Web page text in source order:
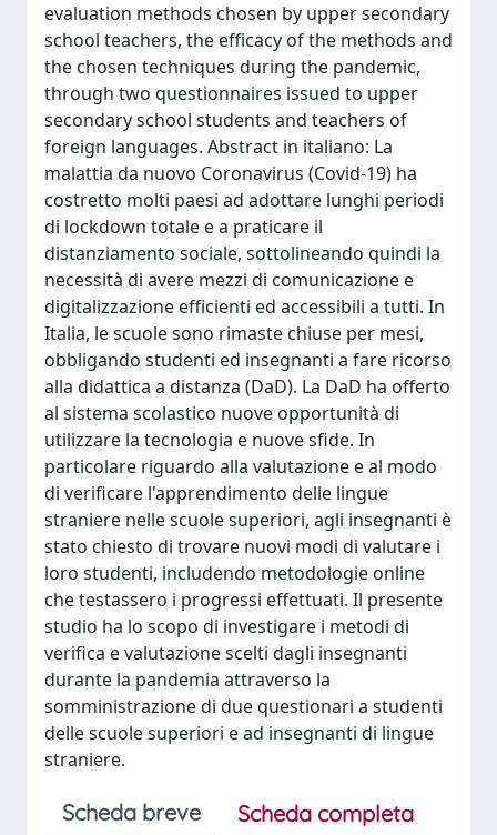
evaluation methods chosen by upper secondary
school teachers, the efficacy of the methods and
the chosen techniques during the pandemic,
through two questionnaires issued to upper
secondary school students and teachers of
foreign languages. Abstract in italiano: La
malattia da nuovo Coronavirus (Covid-19) ha
costretto molti paesi ad adottare lunghi periodi
di lockdown totale e a praticare il
distanziamento sociale, sottolineando quindi la
necessità di avere mezzi di comunicazione e
digitalizzazione efficienti ed accessibili a tutti. In
Italia, le scuole sono rimaste chiuse per mesi,
obbligando studenti ed insegnanti a fare ricorso
alla didattica a distanza (DaD). La DaD ha offerto
al sistema scolastico nuove opportunità di
utilizzare la tecnologia e nuove sfide. In
particolare riguardo alla valutazione e al modo
di verificare l'apprendimento delle lingue
straniere nelle scuole superiori, agli insegnanti è
stato chiesto di trovare nuovi modi di valutare i
loro studenti, includendo metodologie online
che testassero i progressi effettuati. Il presente
studio ha lo scopo di investigare i metodi di
verifica e valutazione scelti dagli insegnanti
durante la pandemia attraverso la
somministrazione di due questionari a studenti
delle scuole superiori e ad insegnanti di lingue
straniere.
Scheda breve
Scheda completa